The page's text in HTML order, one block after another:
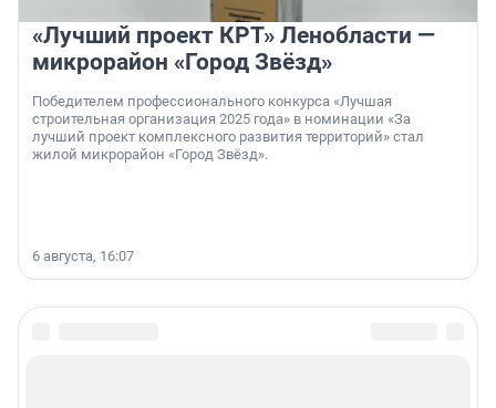
«Лучший проект КРТ» Ленобласти —
микрорайон «Город Звёзд»
Победителем профессионального конкурса «Лучшая
строительная организация 2025 года» в номинации «За
лучший проект комплексного развития территорий» стал
жилой микрорайон «Город Звёзд».
6 августа, 16:07